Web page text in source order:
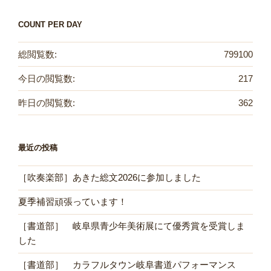
COUNT PER DAY
799100
総閲覧数:
217
今日の閲覧数:
362
昨日の閲覧数:
最近の投稿
［吹奏楽部］あきた総文2026に参加しました
夏季補習頑張っています！
［書道部］ 岐阜県青少年美術展にて優秀賞を受賞しま
した
［書道部］ カラフルタウン岐阜書道パフォーマンス